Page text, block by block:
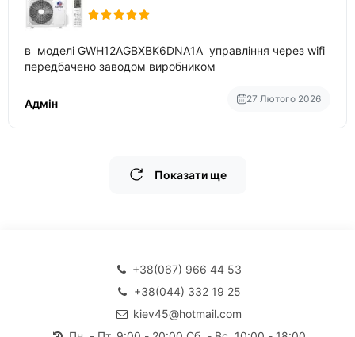
в моделі GWH12AGBXBK6DNA1A управління через wifi
передбачено заводом виробником
Адмін 27 Лютого 2026
Показати ще
+38(067) 966 44 53
+38(044) 332 19 25
kiev45@hotmail.com